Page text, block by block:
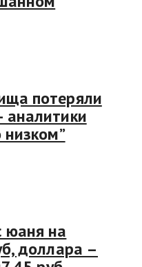
потеряли
низком”
юаня на
доллара –